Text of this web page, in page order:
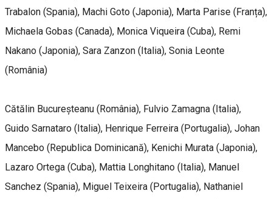
Trabalon (Spania), Machi Goto (Japonia), Marta Parise (Franța),
Michaela Gobas (Canada), Monica Viqueira (Cuba), Remi
Nakano (Japonia), Sara Zanzon (Italia), Sonia Leonte
(România)
Cătălin Bucureșteanu (România), Fulvio Zamagna (Italia),
Guido Sarnataro (Italia), Henrique Ferreira (Portugalia), Johan
Mancebo (Republica Dominicană), Kenichi Murata (Japonia),
Lazaro Ortega (Cuba), Mattia Longhitano (Italia), Manuel
Sanchez (Spania), Miguel Teixeira (Portugalia), Nathaniel